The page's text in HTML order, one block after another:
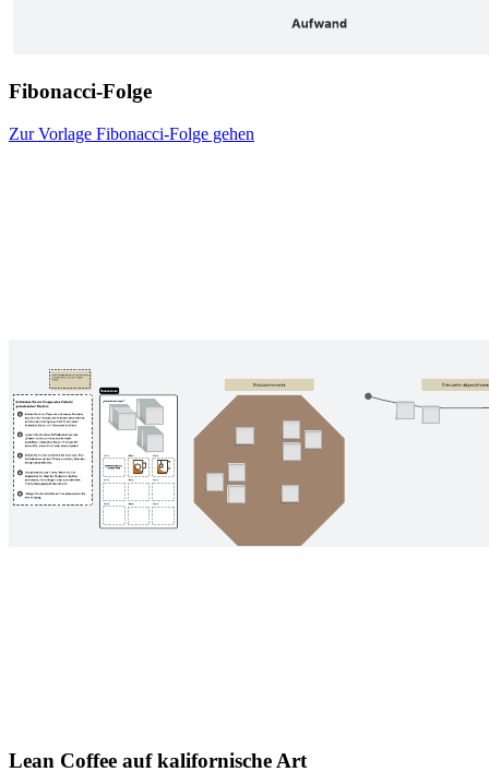
Fibonacci-Folge
Zur Vorlage Fibonacci-Folge gehen
Lean Coffee auf kalifornische Art